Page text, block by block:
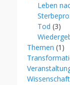
Leben
Tod (3)
Themen (1)
Wissenschaft